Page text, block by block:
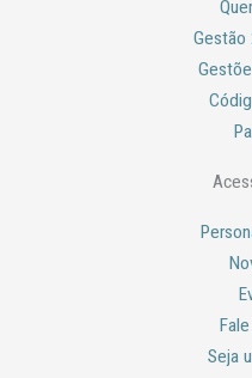
k
Gestão
Seja